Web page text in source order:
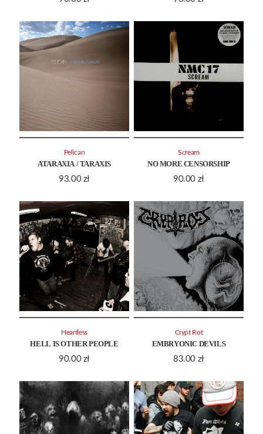
ATARAXIA / TARAXIS
93.00 zł
Pelican
NO MORE CENSORSHIP
90.00 zł
Scream
HELL IS OTHER PEOPLE
90.00 zł
Heartless
EMBRYONIC DEVILS
83.00 zł
Crypt Rot